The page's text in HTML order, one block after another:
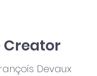
Creator
Devaux